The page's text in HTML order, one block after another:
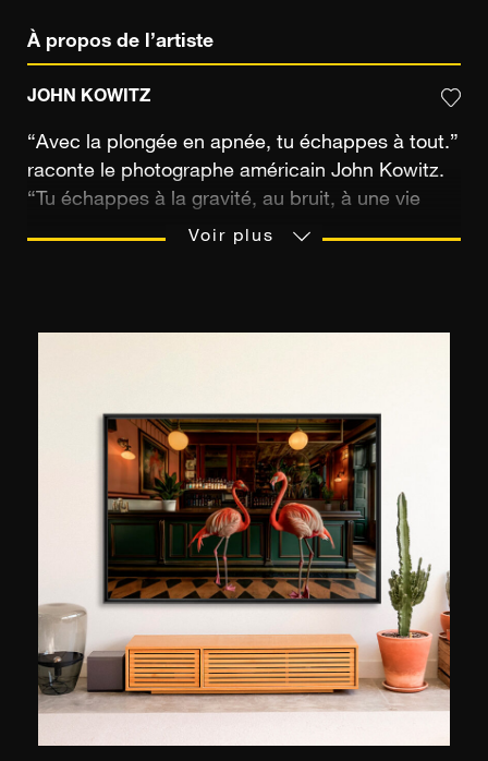
À propos de l’artiste
JOHN KOWITZ
“Avec la plongée en apnée, tu échappes à tout.”
raconte le photographe américain John Kowitz.
“Tu échappes à la gravité, au bruit, à une vie
débordée pour plonger dans un formidable
apnée mais ne peut garder pour lui la beauté de
ce qu’il voit sous l’eau. Il se forme à la
photographie et devient peu à peu une référence
en terme de photo sous-marine. Plongeur,
animaux sous-marins et décor aquatique, il
immortalise l’incroyable vie sous-marine. À
travers ses clichés, il espère inciter les
spectateurs à explorer et protéger les océans.
Voir plus